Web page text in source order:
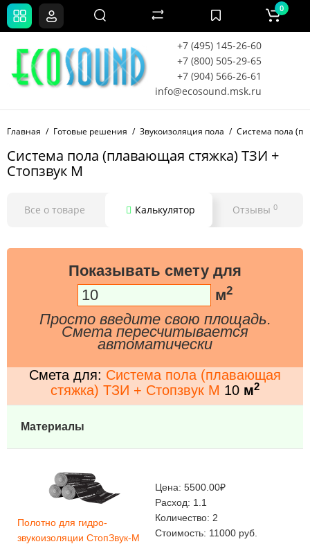
+7 (495) 145-26-60
+7 (800) 505-29-65
+7 (904) 566-26-61
info@ecosound.msk.ru
0
Главная Готовые решения Звукоизоляция пола Система пола
Система пола (плавающая стяжка) ТЗИ +
Стопзвук М
Все о товаре Калькулятор Отзывы 0
Показывать смету для
м2
Просто введите свою площадь.
Смета пересчитывается
автоматически
Смета для: Система пола (плавающая
стяжка) ТЗИ + Стопзвук М 10 м2
Материалы
Полотно для гидро-
звукоизоляции СтопЗвук-М
Цена: 5500.00₽
Расход: 1.1
Количество: 2
Стоимость: 11000 руб.